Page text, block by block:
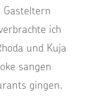
Gasteltern
ich
und Kuja
sangen
gingen.